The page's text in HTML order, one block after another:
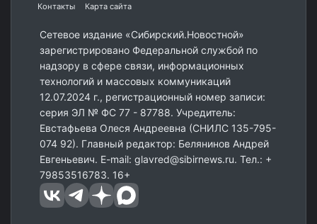
Контакты
Карта сайта
Сетевое издание «Сибирский.Новостной»
зарегистрировано Федеральной службой по
надзору в сфере связи, информационных
технологий и массовых коммуникаций
12.07.2024 г., регистрационный номер записи:
серия ЭЛ № ФС 77 - 87788. Учредитель:
Евстафьева Олеся Андреевна (СНИЛС 135-795-
074 92). Главный редактор: Белянинов Андрей
Евгеньевич. E-mail: glavred@sibirnews.ru. Тел.: +
79853516783. 16+